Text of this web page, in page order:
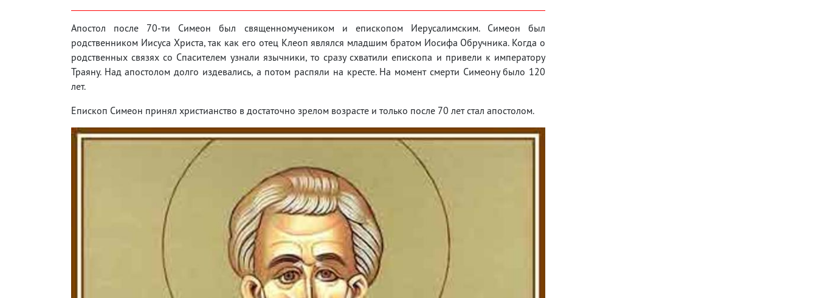
Апостол после 70-ти Симеон был священномучеником и епископом Иерусалимским. Симеон был
родственником Иисуса Христа, так как его отец Клеоп являлся младшим братом Иосифа Обручника. Когда о
родственных связях со Спасителем узнали язычники, то сразу схватили епископа и привели к императору
Траяну. Над апостолом долго издевались, а потом распяли на кресте. На момент смерти Симеону было 120
лет.
Епископ Симеон принял христианство в достаточно зрелом возрасте и только после 70 лет стал апостолом.